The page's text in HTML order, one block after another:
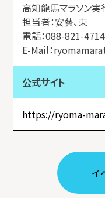
高知龍馬マラソン
担当者：安藝、東
電話：088-821-4714
E-Mail：
公式サイト
https://ryoma-
イ